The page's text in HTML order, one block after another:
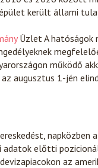
került állami
ÜzletA hatóságok
működő
augusztus 1-jén
napközben
adatok előtti
az